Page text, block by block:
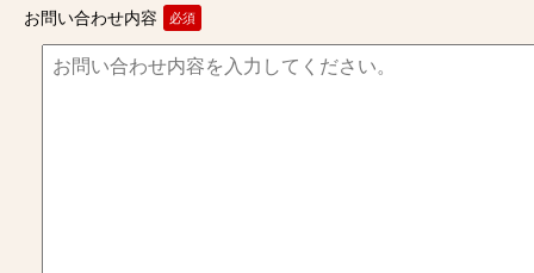
お問い合わせ内容 必須